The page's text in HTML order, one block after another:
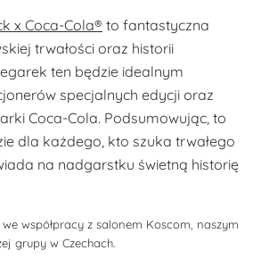
x Coca-Cola® to fantastyczna
trwałości oraz historii
ten będzie idealnym
specjalnych edycji oraz
Coca-Cola. Podsumowując, to
dla każdego, kto szuka trwałego
na nadgarstku świetną historię
współpracy z salonem Koscom, naszym
grupy w Czechach.